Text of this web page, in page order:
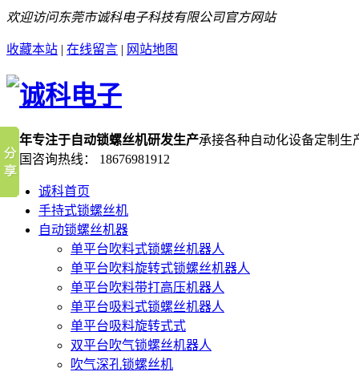
欢迎访问东莞市诚科电子科技有限公司官方网站
收藏本站 | 在线留言 | 网站地图
十年专注于自动锁螺丝机研发生产承接各种自动化设备定制生
全国咨询热线：
18676981912
诚科首页
手持式锁螺丝机
自动锁螺丝机器
单平台吹料式锁螺丝机器人
单平台吹料旋转式锁螺丝机器人
单平台吹料带打高压机器人
单平台吸料式锁螺丝机器人
单平台吸料旋转式式
双平台吹气锁螺丝机器人
吹气深孔锁螺丝机